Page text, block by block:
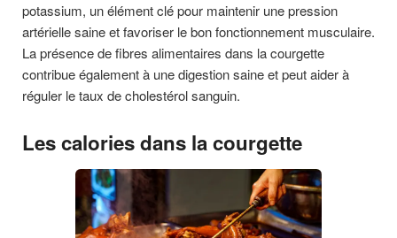
potassium, un élément clé pour maintenir une pression
artérielle saine et favoriser le bon fonctionnement musculaire.
La présence de fibres alimentaires dans la courgette
contribue également à une digestion saine et peut aider à
réguler le taux de cholestérol sanguin.
Les calories dans la courgette